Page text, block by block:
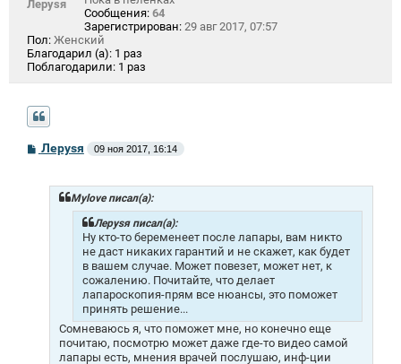
Лeрysя
Сообщения: 64
Зарегистрирован: 29 авг 2017, 07:57
Пол: Женский
Благодарил (а): 1 раз
Поблагодарили: 1 раз
С
Лeрysя 09 ноя 2017, 16:14
Mylоvе писал(а):
Лeрysя писал(а):
Ну кто-то беременеет после лапары, вам никто
не даст никаких гарантий и не скажет, как будет
в вашем случае. Может повезет, может нет, к
сожалению. Почитайте, что делает
лапароскопия-прям все нюансы, это поможет
принять решение...
Сомневаюсь я, что поможет мне, но конечно еще
почитаю, посмотрю может даже где-то видео самой
лапары есть, мнения врачей послушаю, инф-ции